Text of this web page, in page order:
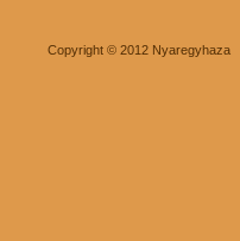
Copyright © 2012 Nyaregyhaza